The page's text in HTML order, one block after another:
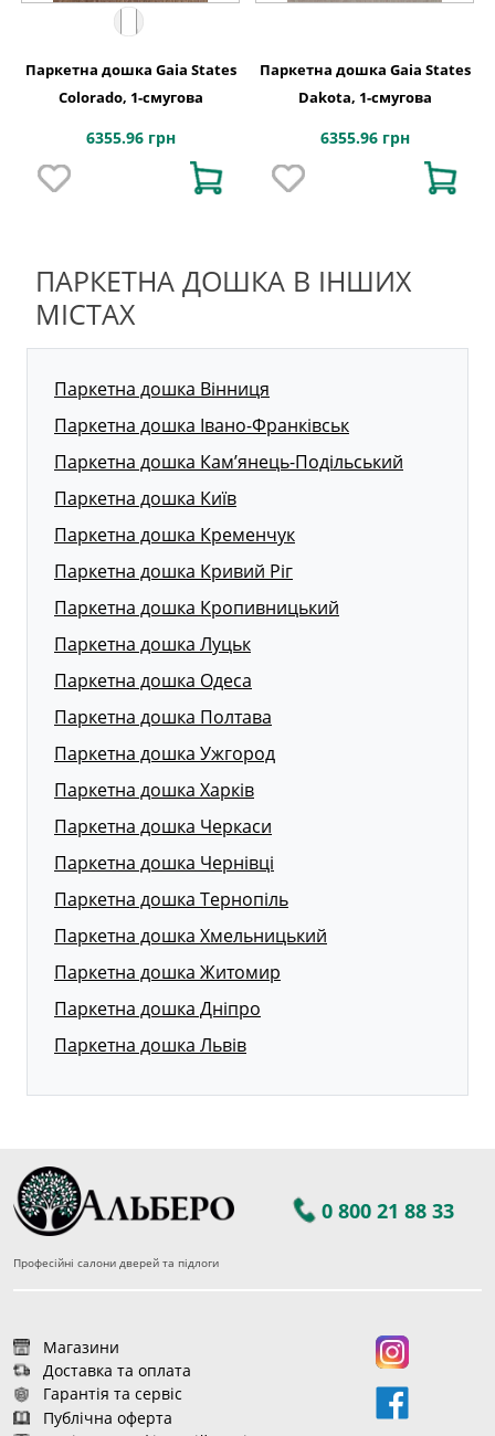
Паркетна дошка Gaia States
Colorado, 1-смугова
6355.96 грн
Паркетна дошка Gaia States
Dakota, 1-смугова
6355.96 грн
ПАРКЕТНА ДОШКА В ІНШИХ
МІСТАХ
Паркетна дошка Вінниця
Паркетна дошка Івано-Франківськ
Паркетна дошка Кам’янець-Подільський
Паркетна дошка Київ
Паркетна дошка Кременчук
Паркетна дошка Кривий Ріг
Паркетна дошка Кропивницький
Паркетна дошка Луцьк
Паркетна дошка Одеса
Паркетна дошка Полтава
Паркетна дошка Ужгород
Паркетна дошка Харків
Паркетна дошка Черкаси
Паркетна дошка Чернівці
Паркетна дошка Тернопіль
Паркетна дошка Хмельницький
Паркетна дошка Житомир
Паркетна дошка Дніпро
Паркетна дошка Львів
0 800 21 88 33
Професійні салони дверей та підлоги
Магазини
Доставка та оплата
Гарантія та сервіс
Публічна оферта